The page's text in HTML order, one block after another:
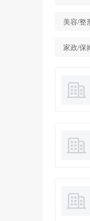
美容/整
家政/保